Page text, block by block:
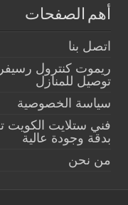
أهم الصفحات
اتصل بنا
ريموت كنترول
توصيل للمنازل
سياسة الخصوصية
فني ستلايت الكويت
بدقة وجودة عالية
من نحن